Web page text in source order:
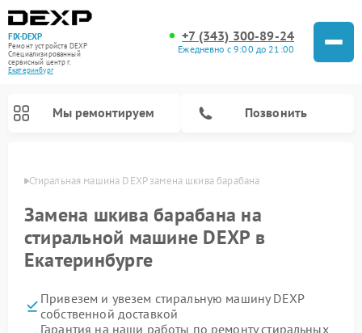
FIX-DEXP
Ремонт устройств DEXP
Специализированный
cервисный центр г.
Екатеринбург
+7 (343) 300-89-24
Ежедневно с 9:00 до 21:00
Мы ремонтируем Позвонить
Стиральная машина DEXP замена шкива барабана
Замена шкива барабана на
стиральной машине DEXP в
Екатеринбурге
Привезем и увезем стиральную машину DEXP
собственной доставкой
Гарантия на наши работы по ремонту стиральных